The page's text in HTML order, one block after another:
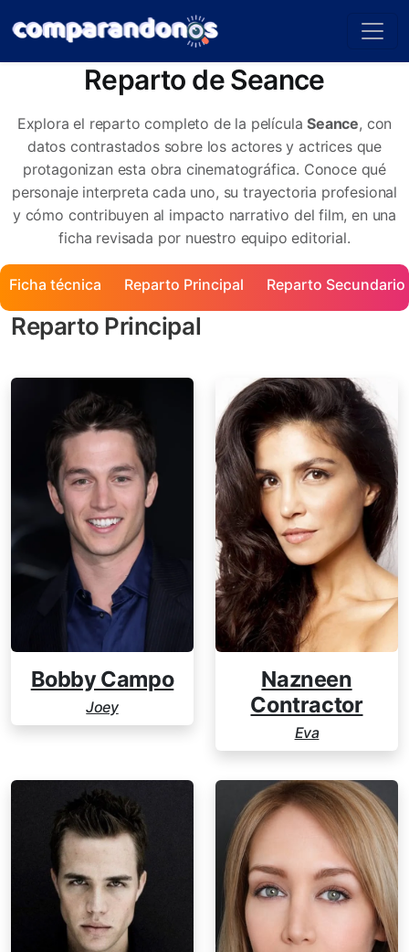
Reparto de Seance
Explora el reparto completo de la películaSeance, con
datos contrastados sobre los actores y actrices que
protagonizan esta obra cinematográfica. Conoce qué
personaje interpreta cada uno, su trayectoria profesional
y cómo contribuyen al impacto narrativo del film, en una
ficha revisada por nuestro equipo editorial.
Ficha técnica Reparto Principal Reparto Secundario
Reparto Principal
Bobby Campo
Joey
Nazneen
Contractor
Eva